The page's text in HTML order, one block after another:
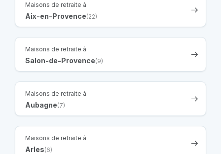
Maisons de retraite à
Aix-en-Provence(22)
Maisons de retraite à
Salon-de-Provence(9)
Maisons de retraite à
Aubagne(7)
Maisons de retraite à
Arles(6)